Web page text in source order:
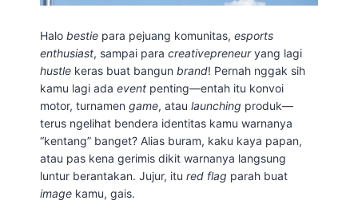
Halo bestie para pejuang komunitas, esports
enthusiast, sampai para creativepreneuryang lagi
hustle keras buat bangun brand! Pernah nggak sih
kamu lagi ada event penting—entah itu konvoi
motor, turnamen game, atau launching produk—
terus ngelihat bendera identitas kamu warnanya
“kentang” banget? Alias buram, kaku kaya papan,
atau pas kena gerimis dikit warnanya langsung
luntur berantakan. Jujur, itu red flag parah buat
image kamu, gais.